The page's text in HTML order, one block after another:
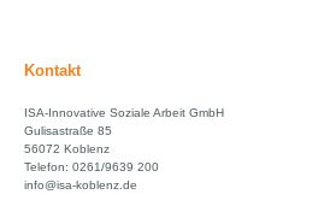
Kontakt
ISA-Innovative Soziale Arbeit GmbH
Gulisastraße 85
56072 Koblenz
Telefon: 0261/9639 200
info@isa-koblenz.de